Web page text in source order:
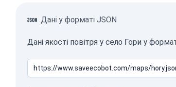
Дані у форматі JSON
Дані якості повітря у село Гори у